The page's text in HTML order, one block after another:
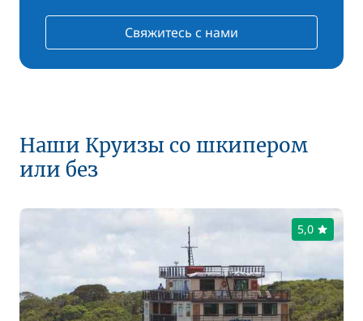
Свяжитесь с нами
Наши Круизы со шкипером
или без
5,0